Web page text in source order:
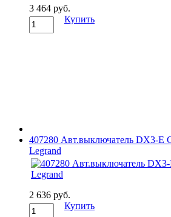
3 464 руб.
Купить
407280 Авт.выключатель DX3-E
Legrand
2 636 руб.
Купить